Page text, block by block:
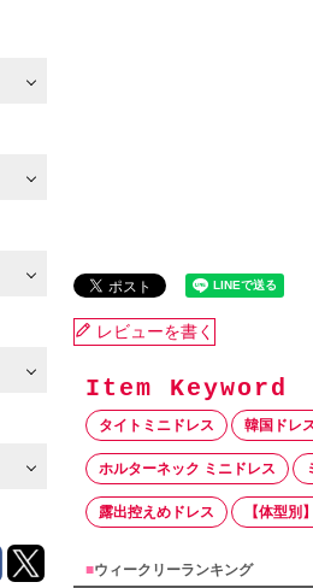
レビューを書く
タイトミニドレス 韓国ドレ
ホルターネック ミニドレス
露出控えめドレス 【体型別
■ウィークリーランキング